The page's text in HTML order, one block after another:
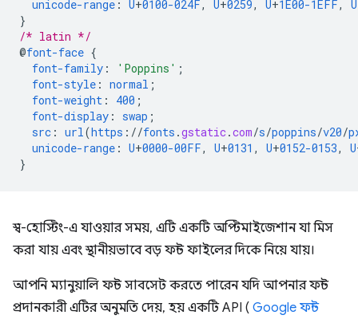
unicode-range : U+0100-024F, U+0259, U+1E00-1EFF, U
}
/* latin */
@font-face {
font-family : 'Poppins' ;
font-style : normal ;
font-weight : 400 ;
font-display : swap ;
src : url (https ://fonts .gstatic.com/s/poppins/v20/
unicode-range : U+0000-00FF, U+0131 , U+0152-0153, U
}
স্ব-হোস্টিং-এ যাওয়ার সময়, এটি একটি অপ্টিমাইজেশান যা মিস
করা যায় এবং স্থানীয়ভাবে বড় ফন্ট ফাইলের দিকে নিয়ে যায়।
আপনি ম্যানুয়ালি ফন্ট সাবসেট করতে পারেন যদি আপনার ফন্ট
প্রদানকারী এটির অনুমতি দেয়, হয় একটি API ( Google ফন্ট